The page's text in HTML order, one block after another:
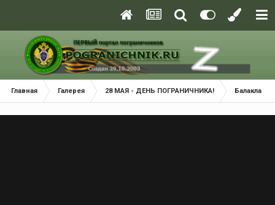
Главная Галерея 28 МАЯ - ДЕНЬ ПОГРАНИЧНИКА! Балаклава